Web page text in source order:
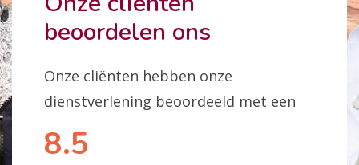
beoordelen ons
Onze cliënten hebben onze
dienstverlening beoordeeld met een
8.5